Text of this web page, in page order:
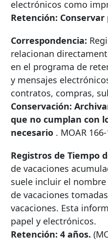
electrónicos como
Retención: Conservar
Correspondencia:
relacionan
en el programa de
y mensajes
contratos, compras,
Conservación:
que no cumplan con
necesario . MOAR
Registros de Tiempo
de vacaciones
suele incluir el
de vacaciones
vacaciones. Esta
papel y electrónicos.
Retención: 4 años.